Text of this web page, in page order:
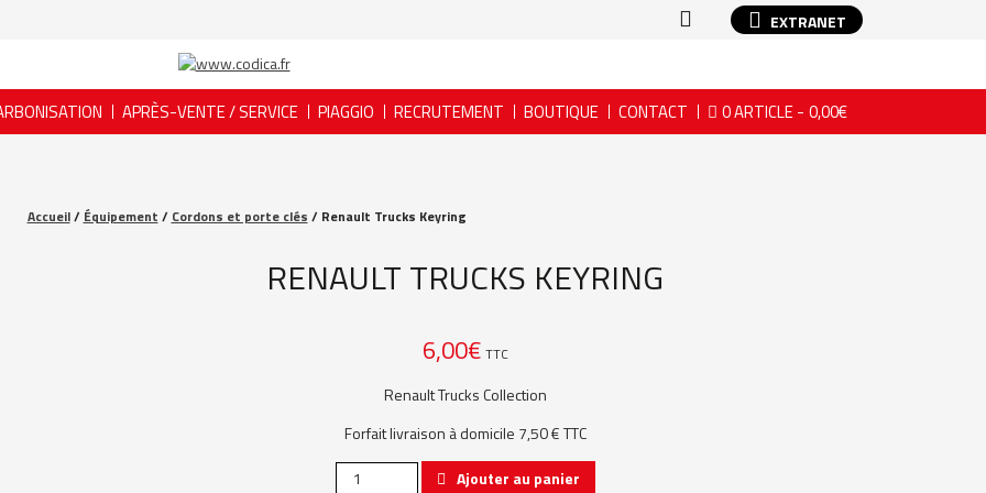
EXTRANET
APRÈS-VENTE / SERVICE PIAGGIO RECRUTEMENT BOUTIQUE CONTACT 0 ARTICLE 0,00€
Accueil/ Équipement / Cordons et porte clés / Renault Trucks Keyring
RENAULT TRUCKS KEYRING
6,00€ TTC
Renault Trucks Collection
Forfait livraison à domicile 7,50 € TTC
quantité
Ajouter au panier